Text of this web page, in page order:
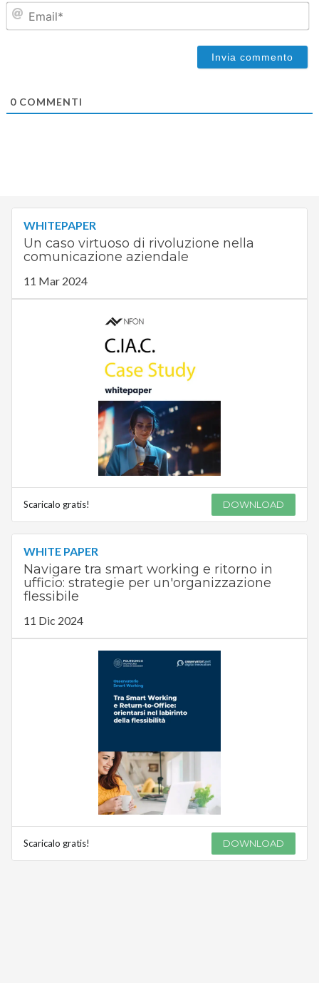
0COMMENTI
WHITEPAPER
Un caso virtuoso di rivoluzione nella
comunicazione aziendale
11 Mar 2024
Scaricalo gratis! DOWNLOAD
WHITE PAPER
Navigare tra smart working e ritorno in
ufficio: strategie per un'organizzazione
flessibile
11 Dic 2024
Scaricalo gratis! DOWNLOAD